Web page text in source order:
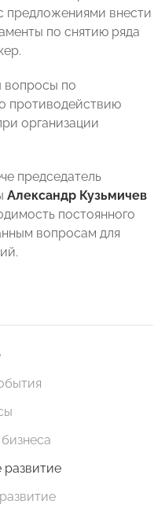
предложениями внести
по снятию ряда
вопросы по
противодействию
организации
председатель
Александр Кузьмичев
постоянного
вопросам для
развитие